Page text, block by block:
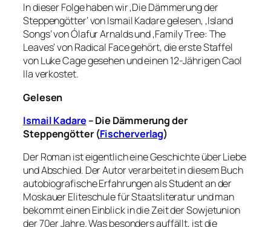
In dieser Folge haben wir ‚Die Dämmerung der
Steppengötter‘ von Ismail Kadare gelesen, ‚Island
Songs‘ von Ólafur Arnalds und ‚Family Tree: The
Leaves‘ von Radical Face gehört, die erste Staffel
von Luke Cage gesehen und einen 12-Jährigen Caol
Ila verkostet.
Gelesen
Ismail Kadare – Die Dämmerung der
Steppengötter (Fischerverlag)
Der Roman ist eigentlich eine Geschichte über Liebe
und Abschied. Der Autor verarbeitet in diesem Buch
autobiografische Erfahrungen als Student an der
Moskauer Eliteschule für Staatsliteratur und man
bekommt einen Einblick in die Zeit der Sowjetunion
der 70er Jahre. Was besonders auffällt, ist die